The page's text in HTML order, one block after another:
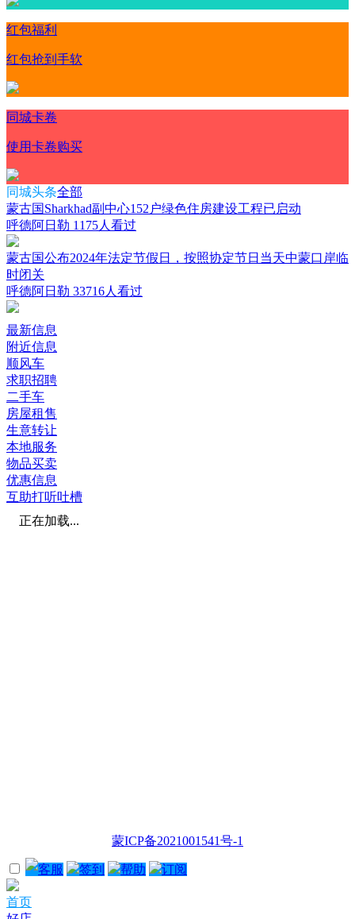
红包福利
红包抢到手软
同城卡卷
使用卡卷购买
同城头条全部
蒙古国Sharkhad副中心152户绿色住房建设工程已启动
呼德阿日勒 1175人看过
蒙古国公布2024年法定节假日，按照协定节日当天中蒙口岸临
时闭关
呼德阿日勒 33716人看过
最新信息
附近信息
顺风车
求职招聘
二手车
房屋租售
生意转让
本地服务
物品买卖
优惠信息
互助打听吐槽
正在加载...
蒙ICP备2021001541号-1
客服 签到 帮助 订阅
首页